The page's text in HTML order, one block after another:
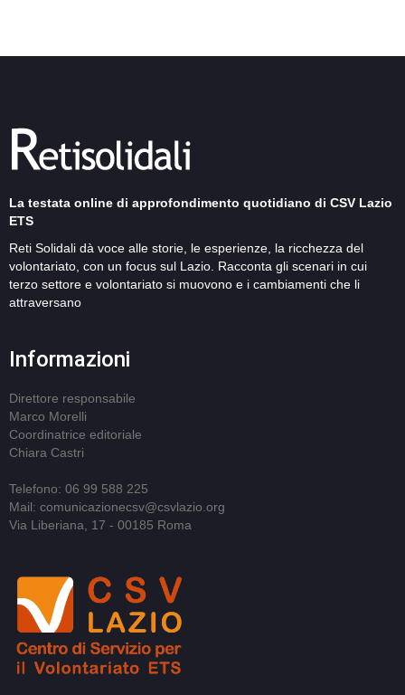
La testata online di approfondimento quotidiano di CSV Lazio
ETS
Reti Solidali dà voce alle storie, le esperienze, la ricchezza del
volontariato, con un focus sul Lazio. Racconta gli scenari in cui
terzo settore e volontariato si muovono e i cambiamenti che li
attraversano
Informazioni
Direttore responsabile
Marco Morelli
Coordinatrice editoriale
Chiara Castri
Telefono: 06 99 588 225
Mail: comunicazionecsv@csvlazio.org
Via Liberiana, 17 - 00185 Roma